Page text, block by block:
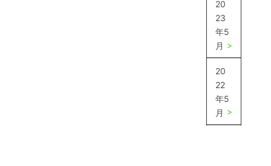
20
23
年5
月
20
22
年5
月